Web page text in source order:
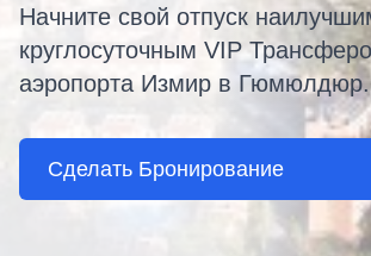
Начните свой отпуск
круглосуточным VIP
аэропорта Измир в Гюмюлдюр.
Сделать Бронирование